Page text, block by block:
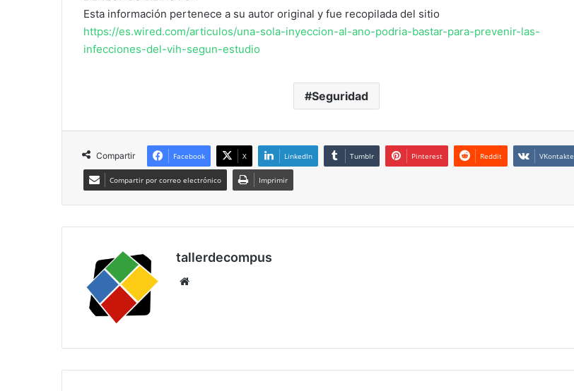
Esta información pertenece a su autor original y fue recopilada del sitio
https://es.wired.com/articulos/una-sola-inyeccion-al-ano-podria-bastar-para-prevenir-las-
infecciones-del-vih-segun-estudio
Seguridad
Compartir Facebook X LinkedIn Tumblr Pinterest Reddit VKontakte
Compartir por correo electrónico Imprimir
tallerdecompus